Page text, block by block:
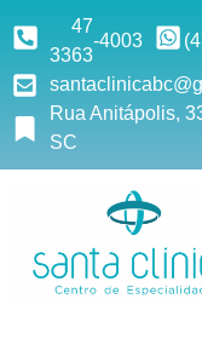
47
3363
-4003
Rua Anitápolis,
SC